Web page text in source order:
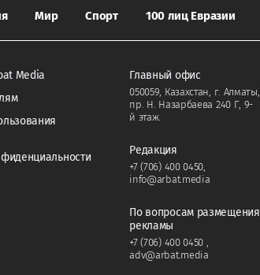
Мир Спорт 100 лиц Евразии
Media
Главный офис
050059, Казахстан, г. Алматы,
пр. Н. Назарбаева 240 Г, 9-
й этаж.
Редакция
+7 (706) 400 0450
info@arbat.media
По вопросам размещения
рекламы
+7 (706) 400 0450
adv@arbat.media